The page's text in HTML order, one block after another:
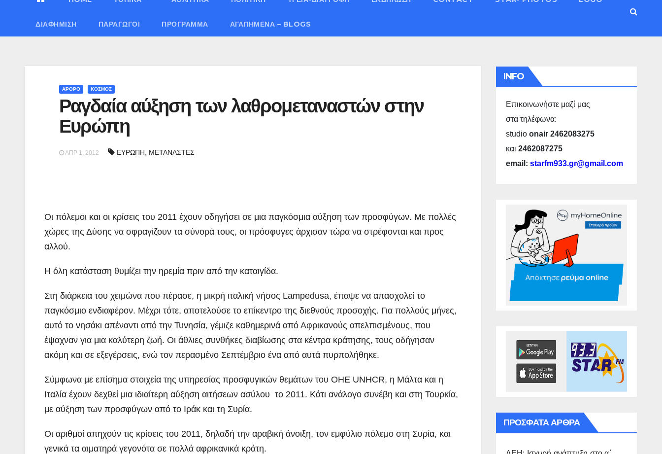
ΔΙΑΦΉΜΙΣΗ ΠΑΡΑΓΩΓΟΊ ΠΡΌΓΡΑΜΜΑ ΑΓΑΠΗΜΈΝΑ – BLOGS
ΑΡΘΡΟ ΚΟΣΜΟΣ
Ραγδαία αύξηση των λαθρομεταναστών στην
Ευρώπη
ΑΠΡ 1, 2012 ΕΥΡΩΠΗ, ΜΕΤΑΝΑΣΤΕΣ
Οι πόλεμοι και οι κρίσεις του 2011 έχουν οδηγήσει σε μια παγκόσμια αύξηση των προσφύγων. Με πολλές
χώρες της Δύσης να σφραγίζουν τα σύνορά τους, οι πρόσφυγες άρχισαν τώρα να στρέφονται και προς
αλλού.
Η όλη κατάσταση θυμίζει την ηρεμία πριν από την καταιγίδα.
Στη διάρκεια του χειμώνα που πέρασε, η μικρή ιταλική νήσος Lampedusa, έπαψε να απασχολεί το
παγκόσμιο ενδιαφέρον. Μέχρι τότε, αποτελούσε το επίκεντρο της διεθνούς προσοχής. Για πολλούς μήνες,
αυτό το νησάκι απέναντι από την Τυνησία, γέμιζε καθημερινά από Αφρικανούς απελπισμένους, που
έψαχναν για μια καλύτερη ζωή. Οι άθλιες συνθήκες διαβίωσης στα κέντρα κράτησης, τους οδήγησαν
ακόμη και σε εξεγέρσεις, ενώ τον περασμένο Σεπτέμβριο ένα από αυτά πυρπολήθηκε.
Σύμφωνα με επίσημα στοιχεία της υπηρεσίας προσφυγικών θεμάτων του ΟΗΕ UNHCR, η Μάλτα και η
Ιταλία έχουν δεχθεί μια ιδιαίτερη αύξηση αιτήσεων ασύλου το 2011. Κάτι ανάλογο συνέβη και στη Τουρκία,
με αύξηση των προσφύγων από το Ιράκ και τη Συρία.
Οι αριθμοί απηχούν τις κρίσεις του 2011, δηλαδή την αραβική άνοιξη, τον εμφύλιο πόλεμο στη Συρία, και
γενικά τα αιματηρά γεγονότα σε πολλά αφρικανικά κράτη.
INFO
Επικοινωνήστε μαζί μας
στα τηλέφωνα:
studio onair 2462083275
και 2462087275
email: starfm933.gr@gmail.com
ΠΡΌΣΦΑΤΑ ΆΡΘΡΑ